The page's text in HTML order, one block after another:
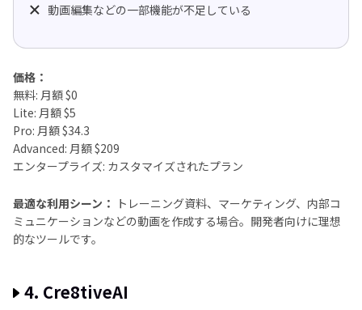
動画編集などの一部機能が不足している
価格：
無料: 月額 $0
Lite: 月額 $5
Pro: 月額 $34.3
Advanced: 月額 $209
エンタープライズ: カスタマイズされたプラン
最適な利用シーン： トレーニング資料、マーケティング、内部コ
ミュニケーションなどの動画を作成する場合。開発者向けに理想
的なツールです。
4. Cre8tiveAI